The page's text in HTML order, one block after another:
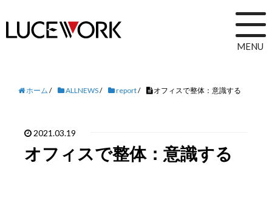
MENU
ホーム / ALLNEWS/ report/ オフィスで整体：意識する
2021.03.19
オフィスで整体：意識する